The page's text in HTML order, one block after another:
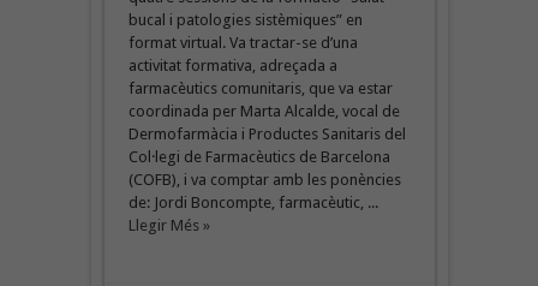
bucal i patologies sistèmiques” en
format virtual. Va tractar-se d’una
activitat formativa, adreçada a
farmacèutics comunitaris, que va estar
coordinada per Marta Alcalde, vocal de
Dermofarmàcia i Productes Sanitaris del
Col·legi de Farmacèutics de Barcelona
(COFB), i va comptar amb les ponències
de: Jordi Boncompte, farmacèutic, ...
Llegir Més »